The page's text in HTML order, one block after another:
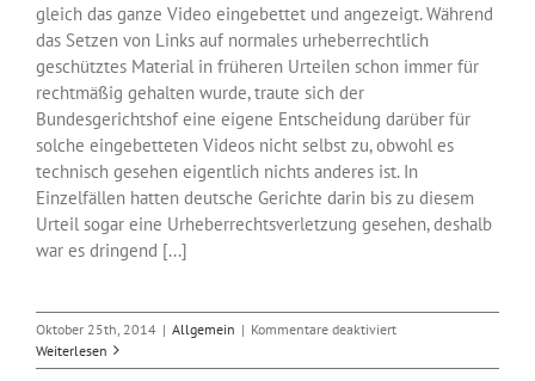
gleich das ganze Video eingebettet und angezeigt. Während
das Setzen von Links auf normales urheberrechtlich
geschütztes Material in früheren Urteilen schon immer für
rechtmäßig gehalten wurde, traute sich der
Bundesgerichtshof eine eigene Entscheidung darüber für
solche eingebetteten Videos nicht selbst zu, obwohl es
technisch gesehen eigentlich nichts anderes ist. In
Einzelfällen hatten deutsche Gerichte darin bis zu diesem
Urteil sogar eine Urheberrechtsverletzung gesehen, deshalb
war es dringend [...]
Oktober 25th, 2014 | Allgemein | Kommentare deaktiviertfür
fremder
Weiterlesen